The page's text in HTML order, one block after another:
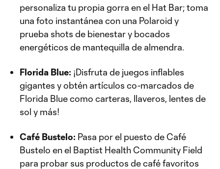
personaliza tu propia gorra en el Hat Bar; toma
una foto instantánea con una Polaroid y
prueba shots de bienestar y bocados
energéticos de mantequilla de almendra.
Florida Blue: ¡Disfruta de juegos inflables
gigantes y obtén artículos co-marcados de
Florida Blue como carteras, llaveros, lentes de
sol y más!
Café Bustelo: Pasa por el puesto de Café
Bustelo en el Baptist Health Community Field
para probar sus productos de café favoritos